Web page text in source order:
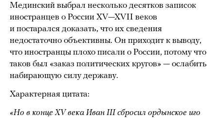
Мединский выбрал несколько десятков записок
иностранцев о России XV—XVII веков
и постарался доказать, что их сведения
недостаточно объективны. Он приходит к выводу,
что иностранцы плохо писали о России, потому что
таков был «заказ политических кругов» — ослабить
набирающую силу державу.
Характерная цитата:
«Но в конце XV века Иван III сбросил ордынское иго